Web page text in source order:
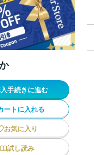
入手続きに進む
ートに入れる
お気に入り
試し読み